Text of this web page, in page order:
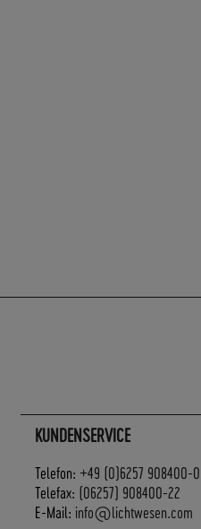
KUNDENSERVICE
Telefon: +49 (0)6257 908400-0
Telefax: (06257) 908400-22
E-Mail: info@lichtwesen.com